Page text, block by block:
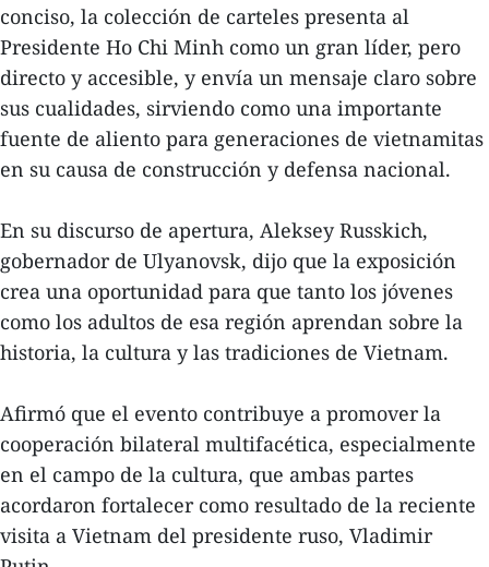
conciso, la colección de carteles presenta al
Presidente Ho Chi Minh como un gran líder, pero
directo y accesible, y envía un mensaje claro sobre
sus cualidades, sirviendo como una importante
fuente de aliento para generaciones de vietnamitas
en su causa de construcción y defensa nacional.
En su discurso de apertura, Aleksey Russkich,
gobernador de Ulyanovsk, dijo que la exposición
crea una oportunidad para que tanto los jóvenes
como los adultos de esa región aprendan sobre la
historia, la cultura y las tradiciones de Vietnam.
Afirmó que el evento contribuye a promover la
cooperación bilateral multifacética, especialmente
en el campo de la cultura, que ambas partes
acordaron fortalecer como resultado de la reciente
visita a Vietnam del presidente ruso, Vladimir